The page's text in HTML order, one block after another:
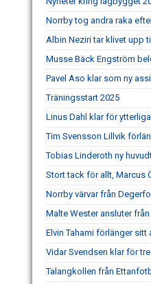
Norrby tog andra raka
Albin Neziri tar klivet upp
Musse Bäck Engström
Pavel Aso klar som ny
Träningsstart 2025
Linus Dahl klar för
Tim Svensson Lillvik
Tobias Linderoth ny
Stort tack för allt, Marcus
Norrby värvar från
Malte Wester ansluter
Elvin Tahami förlänger sitt
Vidar Svendsen klar för
Talangkollen från